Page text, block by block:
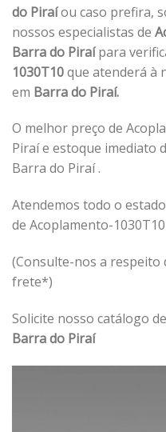
do Piraíou caso prefira,
nossos especialistas de
Barra do Piraípara
1030T10que atenderá à
em Barra do Piraí.
O melhor preço de
Piraí e estoque imediato
Barra do Piraí .
Atendemos todo o
de Acoplamento-
(Consulte-nos a
frete*)
Solicite nosso catálogo de
Barra do Piraí